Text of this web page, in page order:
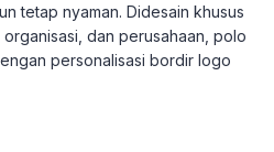
tetap nyaman. Didesain khusus
dan perusahaan, polo
personalisasi bordir logo